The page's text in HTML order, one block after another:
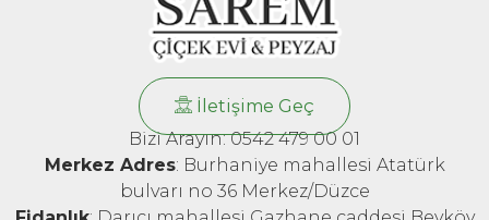
İletişime Geç
Bizi Arayın: 0542 479 00 01
Merkez Adres: Burhaniye mahallesi Atatürk
bulvarı no 36 Merkez/Düzce